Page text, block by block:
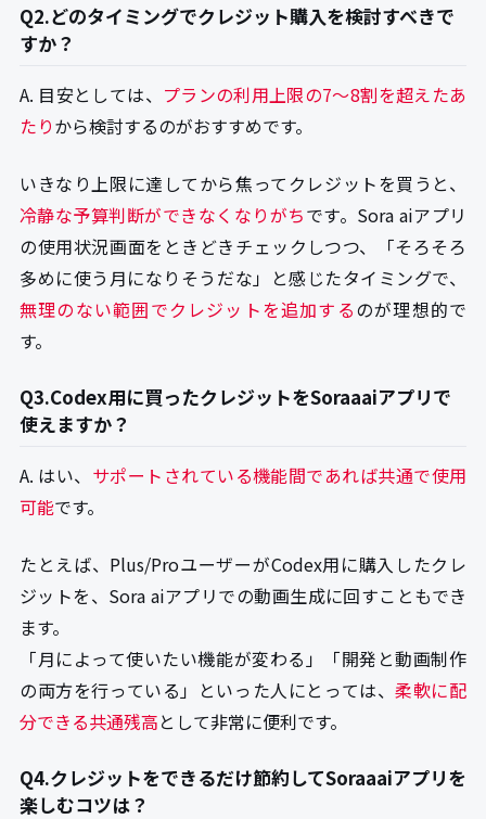
Q2.どのタイミングでクレジット購入を検討すべきで
すか？
A. 目安としては、 プランの利用上限の7〜8割を超えたあ
たりから検討するのがおすすめです。
いきなり上限に達してから焦ってクレジットを買うと、
冷静な予算判断ができなくなりがちです。Sora aiアプリ
の使用状況画面をときどきチェックしつつ、「そろそろ
多めに使う月になりそうだな」と感じたタイミングで、
無理のない範囲でクレジットを追加するのが理想的で
す。
Q3.Codex用に買ったクレジットをSoraaaiアプリで
使えますか？
A. はい、 サポートされている機能間であれば共通で使用
可能です。
たとえば、Plus/ProユーザーがCodex用に購入したクレ
ジットを、Sora aiアプリでの動画生成に回すこともでき
ます。
「月によって使いたい機能が変わる」「開発と動画制作
の両方を行っている」といった人にとっては、柔軟に配
分できる共通残高として非常に便利です。
Q4.クレジットをできるだけ節約してSoraaaiアプリを
楽しむコツは？